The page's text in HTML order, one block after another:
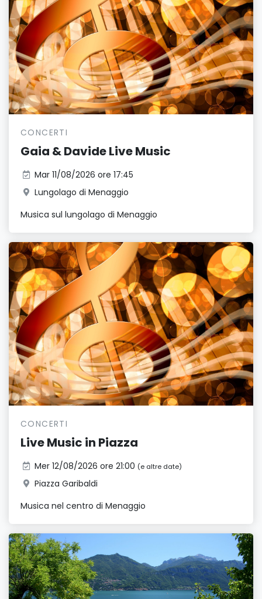
CONCERTI
Gaia & Davide Live Music
Mar 11/08/2026 ore 17:45
Lungolago di Menaggio
Musica sul lungolago di Menaggio
CONCERTI
Live Music in Piazza
Mer 12/08/2026 ore 21:00 (e altre date)
Piazza Garibaldi
Musica nel centro di Menaggio